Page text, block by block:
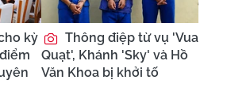
kỳ
Thông điệp từ vụ 'Vua
Quạt', Khánh 'Sky' và Hồ
Văn Khoa bị khởi tố